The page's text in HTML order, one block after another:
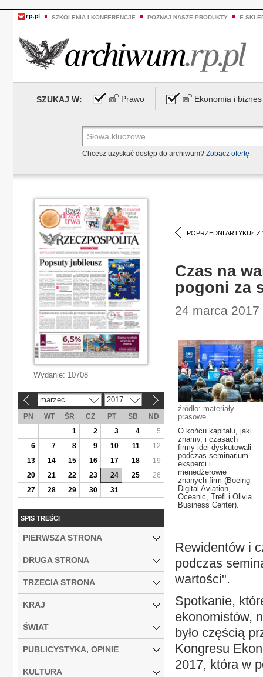
SZKOLENIA I KONFERENCJE POZNAJ NASZE PRODUKTY E-
SZUKAJ W: Prawo Ekonomia i biznes
Chcesz uzyskać dostęp do archiwum? Zobacz ofertę
POPRZEDNI ARTYKUŁ Z
Czas na
pogoni za
24 marca
źródło: materiały
prasowe
O końcu kapitału, jaki
znamy, i czasach
firmy-idei dyskutowali
podczas seminarium
eksperci i
menedżerowie
znanych firm (Boeing
Digital Aviation,
Oceanic, Trefl i Olivia
Business Center).
Rewidentów i
podczas
wartości".
Spotkanie,
ekonomistów,
było częścią
Kongresu
2017, która w
Wydanie: 10708
marzec 2017
PN WT ŚR CZ PT SB
ND
1
2 3 4
5
6
7 8 9 10 11
12
13
14 15 16 17 18
19
20
21 22 23 24 25
26
27
28 29 30 31
SPIS TREŚCI
PIERWSZA STRONA
DRUGA STRONA
TRZECIA STRONA
KRAJ
ŚWIAT
PUBLICYSTYKA, OPINIE
KULTURA